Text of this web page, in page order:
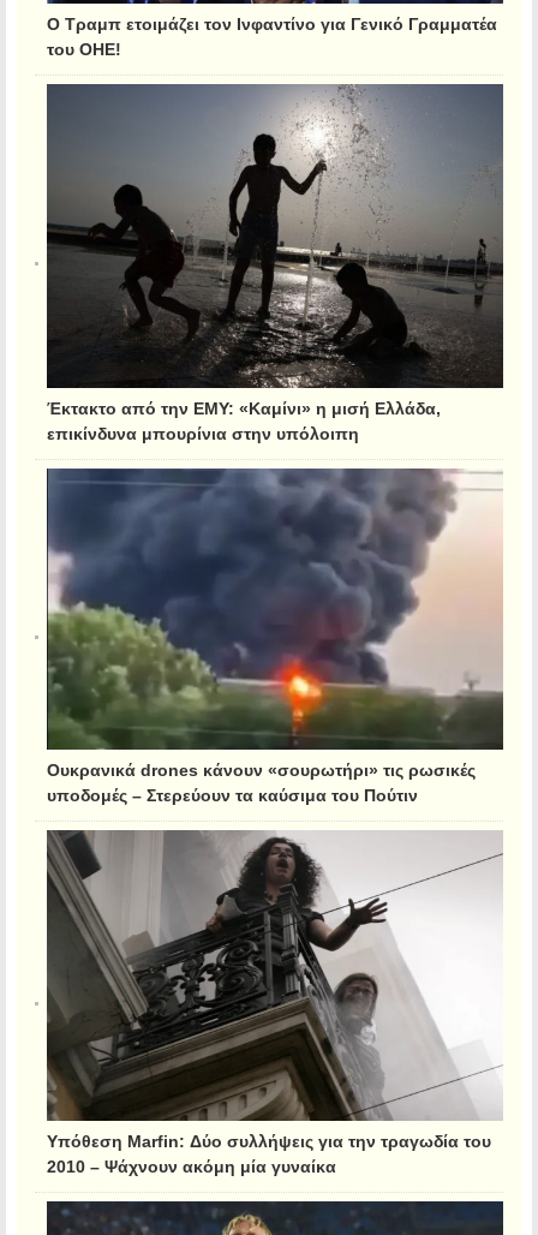
Ο Τραμπ ετοιμάζει τον Ινφαντίνο για Γενικό Γραμματέα
του ΟΗΕ!
Έκτακτο από την ΕΜΥ: «Καμίνι» η μισή Ελλάδα,
επικίνδυνα μπουρίνια στην υπόλοιπη
Ουκρανικά drones κάνουν «σουρωτήρι» τις ρωσικές
υποδομές – Στερεύουν τα καύσιμα του Πούτιν
Υπόθεση Marfin: Δύο συλλήψεις για την τραγωδία του
2010 – Ψάχνουν ακόμη μία γυναίκα